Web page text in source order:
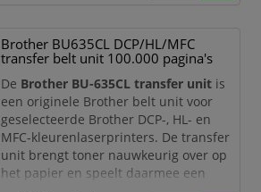
tonerbeeld nauwkeurig en gelijkmatig
naar het papier over te brengen. Een
goed werkende transferband is
essentieel voor scherpe tekst, egal
Brother BU635CL DCP/HL/MFC
transfer belt unit 100.000 pagina's
De Brother BU-635CL transfer unit is
een originele Brother belt unit voor
geselecteerde Brother DCP-, HL- en
MFC-kleurenlaserprinters. De transfer
unit brengt toner nauwkeurig over op
het papier en speelt daarmee een